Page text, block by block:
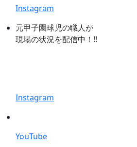
Instagram
元甲子園球児の職人が
現場の状況を配信中！!!
Instagram
YouTube